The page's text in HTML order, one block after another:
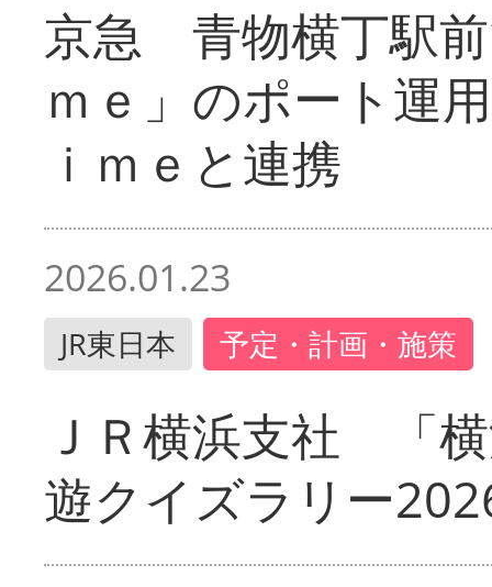
京急 青物横丁駅
ｍｅ」のポート運
ｉｍｅと連携
2026.01.23
JR東日本 予定・計画・施策
ＪＲ横浜支社 「
遊クイズラリー